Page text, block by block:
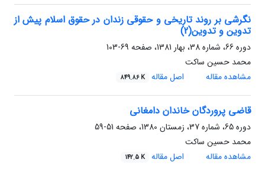
نگرشی بر روند تاریخی و حقوقی زندان در حقوق اسلام پیش از
تدوین و تدوین(2)
دوره 66، شماره 38، بهار 1381، صفحه
69-103
محمد حسین ساکت
مشاهده مقاله
اصل مقاله 849.86 K
قاضی پروردگان خاندان دامغانی
دوره 65، شماره 37، زمستان 1380، صفحه
51-59
محمد حسین ساکت
مشاهده مقاله
اصل مقاله 142.5 K